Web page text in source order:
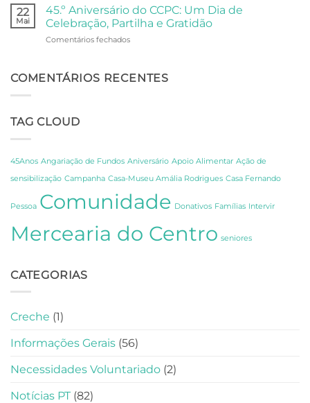
Fado
à
Poesia:
Um
Descoberta
Fernando
em
Lisboa
22
Mai
45.º Aniversário do CCPC: Um Dia de
Celebração, Partilha e Gratidão
Comentários fechadosem
do
e
COMENTÁRIOS RECENTES
TAG CLOUD
45Anos Angariação de Fundos Aniversário Apoio Alimentar Ação de
sensibilização Campanha Casa-Museu Amália Rodrigues Casa Fernando
Pessoa Comunidade Donativos Famílias Intervir
Mercearia do Centro seniores
CATEGORIAS
Creche (1)
Informações Gerais (56)
Necessidades Voluntariado (2)
Notícias PT (82)